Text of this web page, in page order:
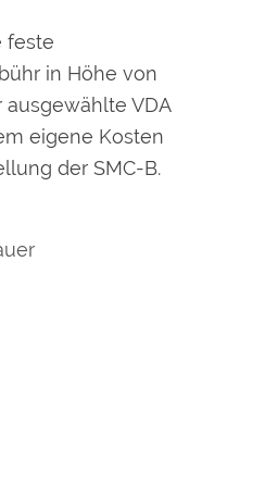
feste
in Höhe von
ausgewählte VDA
eigene Kosten
der SMC-B.